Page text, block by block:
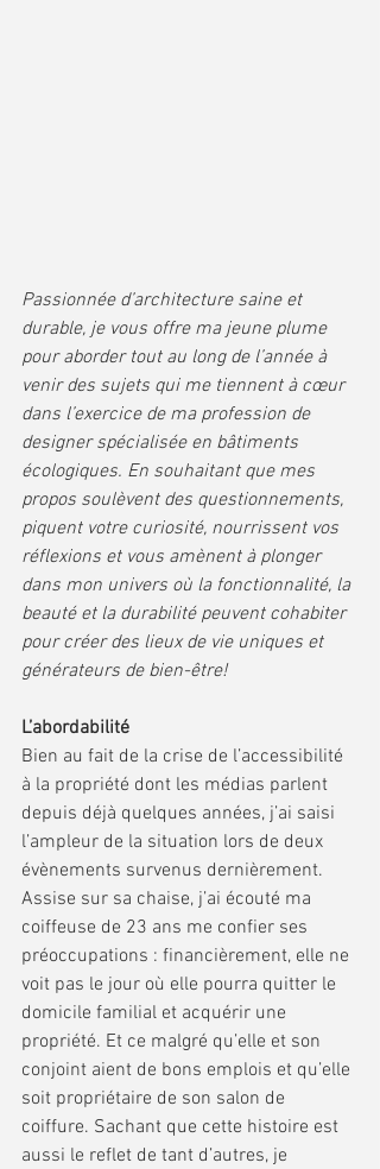
Passionnée d’architecture saine et
durable, je vous offre ma jeune plume
pour aborder tout au long de l’année à
venir des sujets qui me tiennent à cœur
dans l’exercice de ma profession de
designer spécialisée en bâtiments
écologiques. En souhaitant que mes
propos soulèvent des questionnements,
piquent votre curiosité, nourrissent vos
réflexions et vous amènent à plonger
dans mon univers où la fonctionnalité, la
beauté et la durabilité peuvent cohabiter
pour créer des lieux de vie uniques et
générateurs de bien-être!
L’abordabilité
Bien au fait de la crise de l’accessibilité
à la propriété dont les médias parlent
depuis déjà quelques années, j’ai saisi
l’ampleur de la situation lors de deux
évènements survenus dernièrement.
Assise sur sa chaise, j’ai écouté ma
coiffeuse de 23 ans me confier ses
préoccupations : financièrement, elle ne
voit pas le jour où elle pourra quitter le
domicile familial et acquérir une
propriété. Et ce malgré qu’elle et son
conjoint aient de bons emplois et qu’elle
soit propriétaire de son salon de
coiffure. Sachant que cette histoire est
aussi le reflet de tant d’autres, je